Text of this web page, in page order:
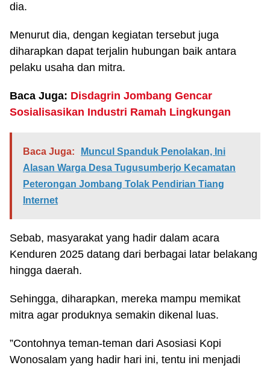
dia.
Menurut dia, dengan kegiatan tersebut juga
diharapkan dapat terjalin hubungan baik antara
pelaku usaha dan mitra.
Baca Juga: Disdagrin Jombang Gencar
Sosialisasikan Industri Ramah Lingkungan
Baca Juga:
Muncul Spanduk Penolakan, Ini
Alasan Warga Desa Tugusumberjo Kecamatan
Peterongan Jombang Tolak Pendirian Tiang
Internet
Sebab, masyarakat yang hadir dalam acara
Kenduren 2025 datang dari berbagai latar belakang
hingga daerah.
Sehingga, diharapkan, mereka mampu memikat
mitra agar produknya semakin dikenal luas.
”Contohnya teman-teman dari Asosiasi Kopi
Wonosalam yang hadir hari ini, tentu ini menjadi